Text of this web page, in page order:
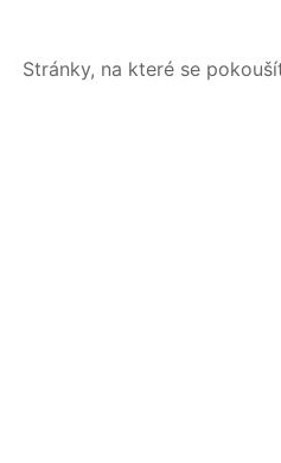
Stránky, na které se